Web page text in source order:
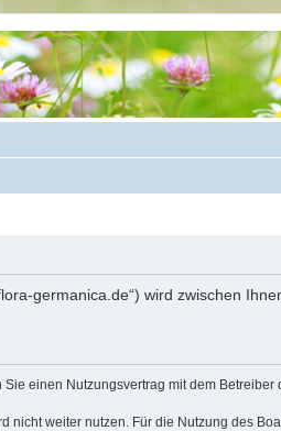
germanica.de“) wird zwischen
einen Nutzungsvertrag mit dem
weiter nutzen. Für die Nutzung des